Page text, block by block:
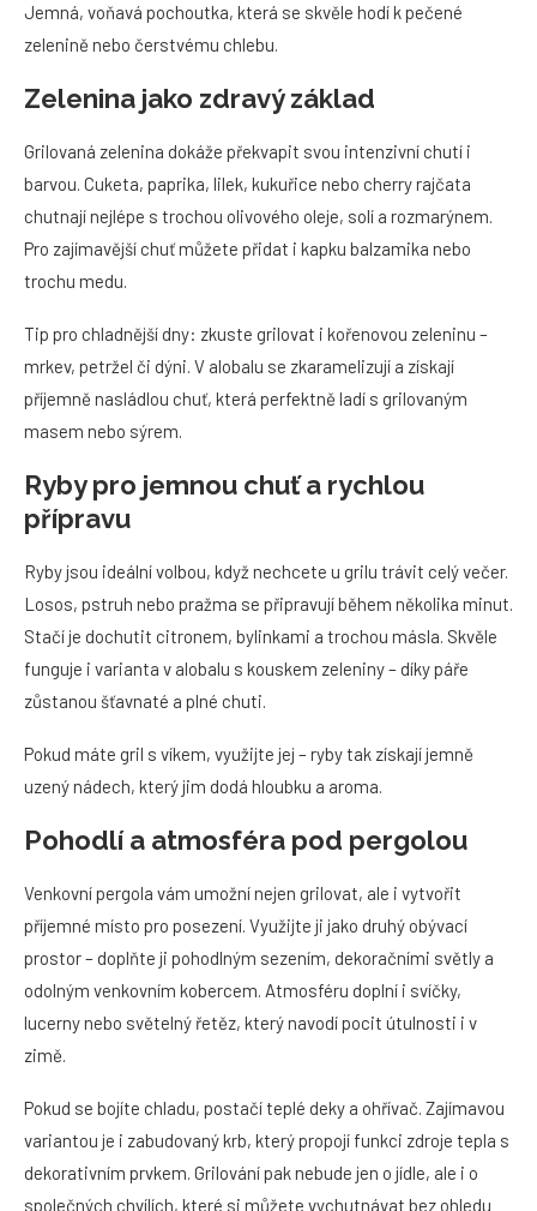
Jemná, voňavá pochoutka, která se skvěle hodí k pečené
zelenině nebo čerstvému chlebu.
Zelenina jako zdravý základ
Grilovaná zelenina dokáže překvapit svou intenzivní chutí i
barvou. Cuketa, paprika, lilek, kukuřice nebo cherry rajčata
chutnají nejlépe s trochou olivového oleje, solí a rozmarýnem.
Pro zajímavější chuť můžete přidat i kapku balzamika nebo
trochu medu.
Tip pro chladnější dny: zkuste grilovat i kořenovou zeleninu –
mrkev, petržel či dýni. V alobalu se zkaramelizují a získají
příjemně nasládlou chuť, která perfektně ladí s grilovaným
masem nebo sýrem.
Ryby pro jemnou chuť a rychlou
přípravu
Ryby jsou ideální volbou, když nechcete u grilu trávit celý večer.
Losos, pstruh nebo pražma se připravují během několika minut.
Stačí je dochutit citronem, bylinkami a trochou másla. Skvěle
funguje i varianta v alobalu s kouskem zeleniny – díky páře
zůstanou šťavnaté a plné chuti.
Pokud máte gril s víkem, využijte jej – ryby tak získají jemně
uzený nádech, který jim dodá hloubku a aroma.
Pohodlí a atmosféra pod pergolou
Venkovní pergola vám umožní nejen grilovat, ale i vytvořit
příjemné místo pro posezení. Využijte ji jako druhý obývací
prostor – doplňte ji pohodlným sezením, dekoračními světly a
odolným venkovním kobercem. Atmosféru doplní i svíčky,
lucerny nebo světelný řetěz, který navodí pocit útulnosti i v
zimě.
Pokud se bojíte chladu, postačí teplé deky a ohřívač. Zajímavou
variantou je i zabudovaný krb, který propojí funkci zdroje tepla s
dekorativním prvkem. Grilování pak nebude jen o jídle, ale i o
společných chvílích, které si můžete vychutnávat bez ohledu